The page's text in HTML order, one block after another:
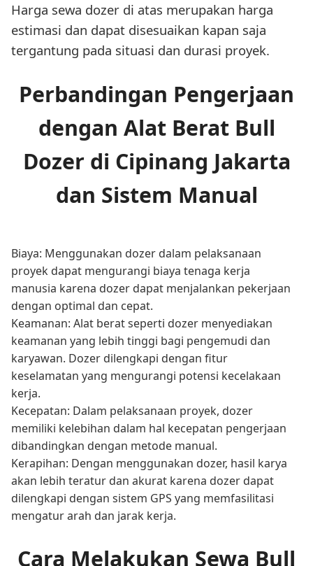
Harga sewa dozer di atas merupakan harga
estimasi dan dapat disesuaikan kapan saja
tergantung pada situasi dan durasi proyek.
Perbandingan Pengerjaan
dengan Alat Berat Bull
Dozer di Cipinang Jakarta
dan Sistem Manual
Biaya: Menggunakan dozer dalam pelaksanaan
proyek dapat mengurangi biaya tenaga kerja
manusia karena dozer dapat menjalankan pekerjaan
dengan optimal dan cepat.
Keamanan: Alat berat seperti dozer menyediakan
keamanan yang lebih tinggi bagi pengemudi dan
karyawan. Dozer dilengkapi dengan fitur
keselamatan yang mengurangi potensi kecelakaan
kerja.
Kecepatan: Dalam pelaksanaan proyek, dozer
memiliki kelebihan dalam hal kecepatan pengerjaan
dibandingkan dengan metode manual.
Kerapihan: Dengan menggunakan dozer, hasil karya
akan lebih teratur dan akurat karena dozer dapat
dilengkapi dengan sistem GPS yang memfasilitasi
mengatur arah dan jarak kerja.
Cara Melakukan Sewa Bull